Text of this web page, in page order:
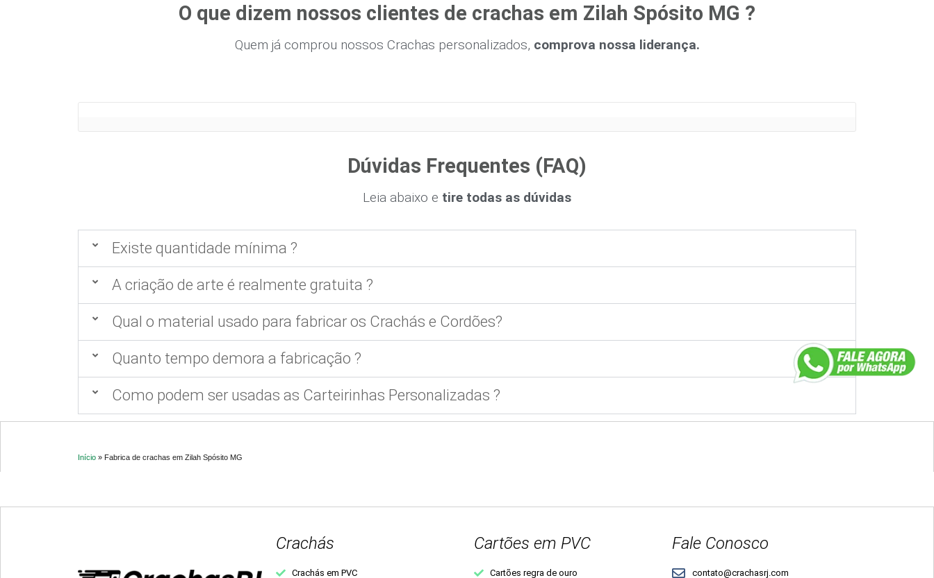
O que dizem nossos clientes de crachas em Zilah Spósito MG ?
Quem já comprou nossos Crachas personalizados, comprova nossa liderança.
Dúvidas Frequentes (FAQ)
Leia abaixo e tire todas as dúvidas
Existe quantidade mínima ?
A criação de arte é realmente gratuita ?
Qual o material usado para fabricar os Crachás e Cordões?
Quanto tempo demora a fabricação ?
Como podem ser usadas as Carteirinhas Personalizadas ?
Início » Fabrica de crachas em Zilah Spósito MG
Crachás
Crachás em PVC
Cartões em PVC
Cartões regra de ouro
Fale Conosco
contato@crachasrj.com